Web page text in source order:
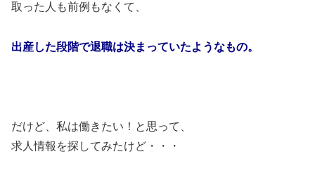
取った人も前例もなくて、
出産した段階で退職は決まっていたようなもの。
だけど、私は働きたい！と思って、
求人情報を探してみたけど・・・